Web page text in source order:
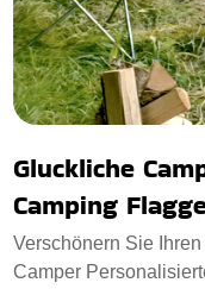
Gluckliche
Camping
Verschönern Sie
Camper